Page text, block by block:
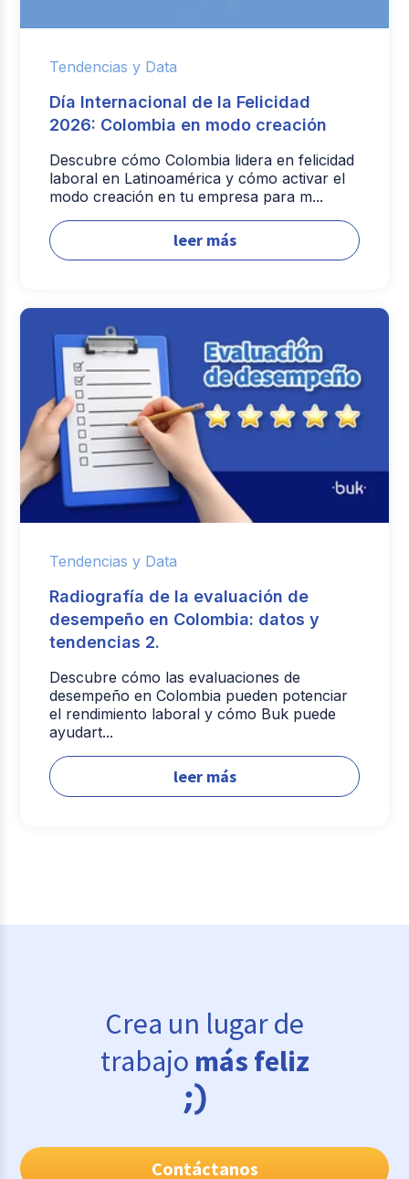
Tendencias y Data
Día Internacional de la Felicidad
2026: Colombia en modo creación
Descubre cómo Colombia lidera en felicidad
laboral en Latinoamérica y cómo activar el
modo creación en tu empresa para m...
leer más
Tendencias y Data
Radiografía de la evaluación de
desempeño en Colombia: datos y
tendencias 2.
Descubre cómo las evaluaciones de
desempeño en Colombia pueden potenciar
el rendimiento laboral y cómo Buk puede
ayudart...
leer más
Crea un lugar de
trabajo más feliz
Contáctanos